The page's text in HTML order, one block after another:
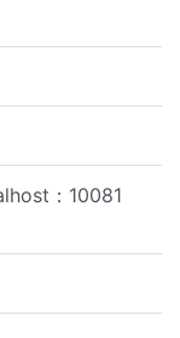
：10081